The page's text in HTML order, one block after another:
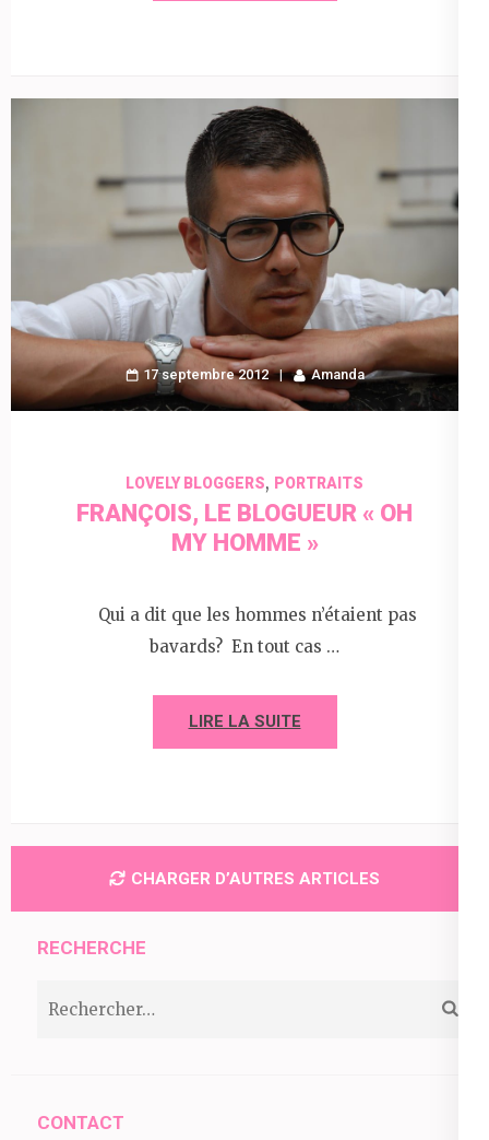
17 septembre 2012 Amanda
LOVELY BLOGGERS, PORTRAITS
FRANÇOIS, LE BLOGUEUR « OH
MY HOMME »
Qui a dit que les hommes n’étaient pas
bavards? En tout cas …
LIRE LA SUITE
CHARGER D’AUTRES ARTICLES
RECHERCHE
CONTACT